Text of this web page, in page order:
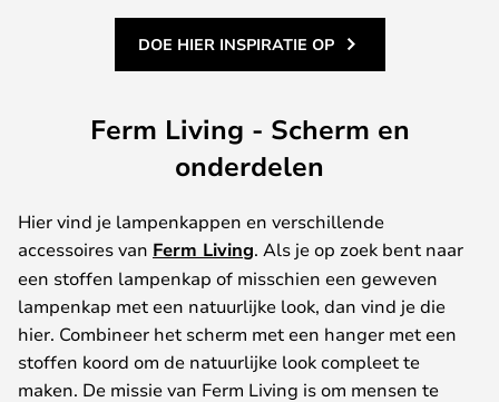
DOE HIER INSPIRATIE OP
Ferm Living - Scherm en
onderdelen
Hier vind je lampenkappen en verschillende
accessoires van Ferm Living. Als je op zoek bent naar
een stoffen lampenkap of misschien een geweven
lampenkap met een natuurlijke look, dan vind je die
hier. Combineer het scherm met een hanger met een
stoffen koord om de natuurlijke look compleet te
maken. De missie van Ferm Living is om mensen te